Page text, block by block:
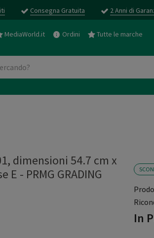
Consegna Gratuita 2 Anni di
MediaWorld.it Ordini Tutte le marche
dimensioni 54.7 cm x
- PRMG GRADING
In